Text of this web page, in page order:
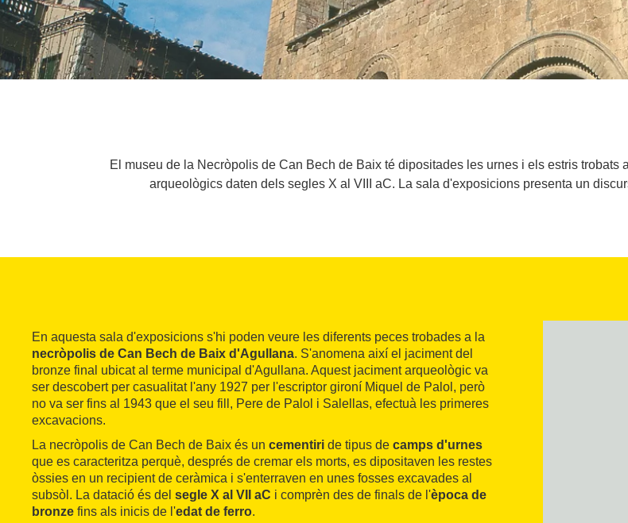
El museu de la Necròpolis de Can Bech de Baix té dipositades les urnes i els estris
arqueològics daten dels segles X al VIII aC. La sala d'exposicions presenta un
En aquesta sala d'exposicions s'hi poden veure les diferents peces trobades a la
necròpolis de Can Bech de Baix d'Agullana. S'anomena així el jaciment del
bronze final ubicat al terme municipal d'Agullana. Aquest jaciment arqueològic va
ser descobert per casualitat l'any 1927 per l'escriptor gironí Miquel de Palol, però
no va ser fins al 1943 que el seu fill, Pere de Palol i Salellas, efectuà les primeres
excavacions.
La necròpolis de Can Bech de Baix és un cementiri de tipus de camps d'urnes
que es caracteritza perquè, després de cremar els morts, es dipositaven les restes
òssies en un recipient de ceràmica i s'enterraven en unes fosses excavades al
subsòl. La datació és del segle X al VII aC i comprèn des de finals de l'època de
bronze fins als inicis de l'edat de ferro.